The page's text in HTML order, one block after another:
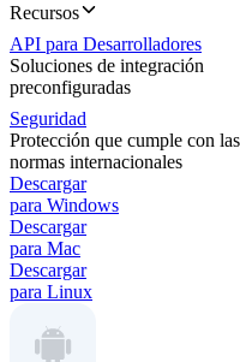
Recursos
API para Desarrolladores
Soluciones de integración
preconfiguradas
Seguridad
Protección que cumple con las
normas internacionales
Descargar
para Windows
Descargar
para Mac
Descargar
para Linux